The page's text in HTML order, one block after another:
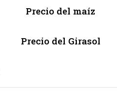
Precio del maíz
Precio del Girasol